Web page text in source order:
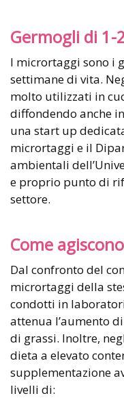
Germogli di
I micrortaggi sono i
settimane di vita.
molto utilizzati in
diffondendo anche
una start up
micrortaggi e il
ambientali
e proprio punto di
settore.
Come agiscono
Dal confronto del
micrortaggi della
condotti in
attenua l’aumento
di grassi. Inoltre,
dieta a elevato
supplementazione
livelli di: